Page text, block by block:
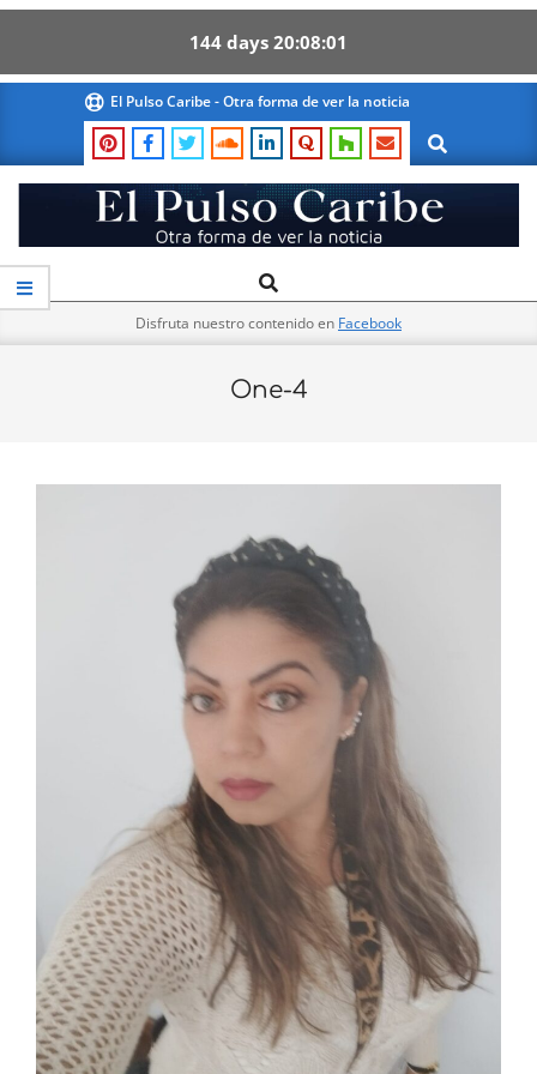
144 days 20 08 01
content
El Pulso Caribe - Otra forma de ver la noticia
Search
El
Pulso
Primary
Navigation
Search
Disfruta nuestro contenido en Facebook
One-4